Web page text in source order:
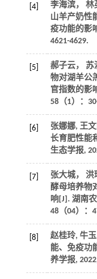
[4]
李海滨， 林
山羊产奶性
疫功能的影
4621-4629.
[5]
郝子云， 苏
物对湖羊公
官指数的影
58（1）：
[6]
张娜娜, 王
长育肥性能
生态学报,
[7]
张大城， 洪
酵母培养物
响[J]. 湖南
48（04）：
[8]
赵桂玲, 牛
能、免疫功
养学报, 2022